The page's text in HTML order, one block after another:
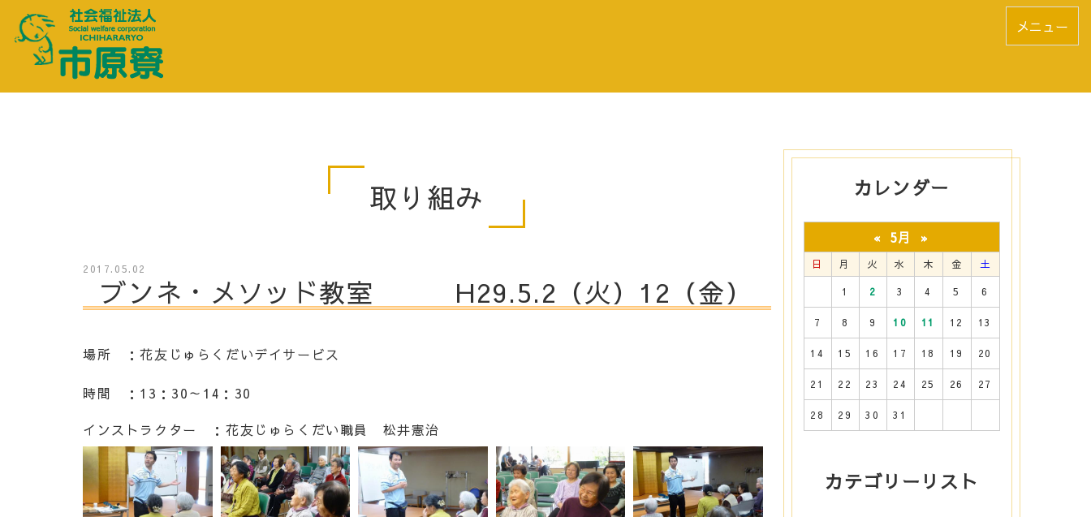
メニュー
取り組み
2017.05.02
ブンネ・メソッド教室 H29.5.2（火）12（金）
場所 ：花友じゅらくだいデイサービス
時間 ：13：30～14：30
インストラクター ：花友じゅらくだい職員 松井憲治
カレンダー
« 5月 »
日 月 火 水 木 金 土
1 2 3 4 5 6
7 8 9 10 11 12 13
14 15 16 17 18 19 20
21 22 23 24 25 26 27
28 29 30 31
カテゴリーリスト